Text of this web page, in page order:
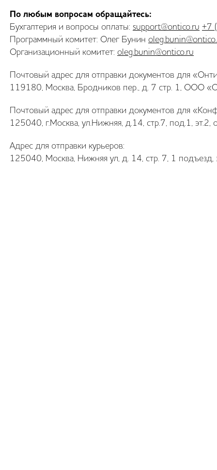
По любым вопросам обращайтесь:
Бухгалтерия и вопросы оплаты: support@ontico.ru +7
Программный комитет: Олег Бунин
Организационный комитет: oleg.bunin@ontico.ru
Почтовый адрес для отправки документов для
119180, Москва, Бродников пер., д. 7 стр. 1, ООО
Почтовый адрес для отправки документов для
125040, г.Москва, ул.Нижняя, д.14, стр.7, под.1,
Адрес для отправки курьеров:
125040, Москва, Нижняя ул, д. 14, стр. 7, 1